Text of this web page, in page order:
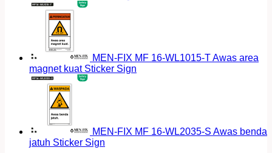
MEN-FIX MF 16-WL1015-T Awas area
magnet kuat Sticker Sign
MEN-FIX MF 16-WL2035-S Awas benda
jatuh Sticker Sign